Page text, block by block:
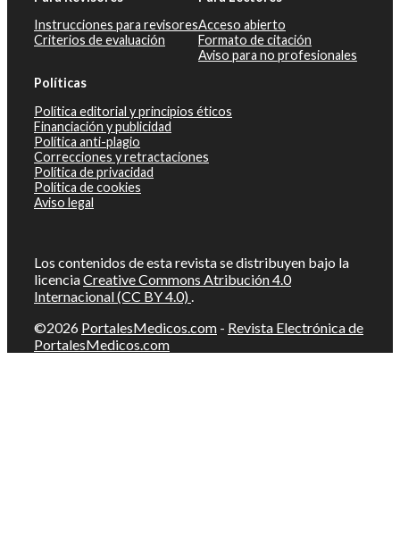
Instrucciones para revisores
Criterios de evaluación
Acceso abierto
Formato de citación
Aviso para no profesionales
Políticas
Política editorial y principios éticos
Financiación y publicidad
Política anti-plagio
Correcciones y retractaciones
Política de privacidad
Política de cookies
Aviso legal
Los contenidos de esta revista se distribuyen bajo la
licenciaCreative Commons Atribución 4.0
Internacional (CC BY 4.0) .
©2026 PortalesMedicos.com - Revista Electrónica de
PortalesMedicos.com